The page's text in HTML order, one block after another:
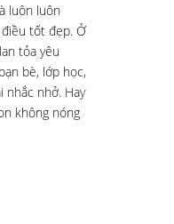
luôn luôn
tốt đẹp. Ở
tỏa yêu
bè, lớp học,
nhắc nhở. Hay
không nóng